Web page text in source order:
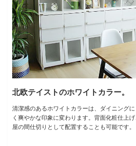
北欧テイストのホワイトカラー。
清潔感のあるホワイトカラーは、ダイニング
く爽やかな印象に変わります。背面化粧仕上
屋の間仕切りとして配置することも可能です。